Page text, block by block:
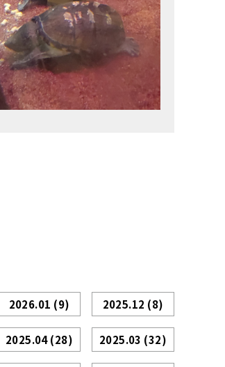
2026.01 (9) 2025.12 (8)
2025.04(28) 2025.03 (32)